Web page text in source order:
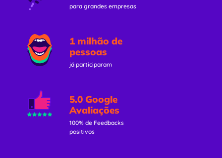
para grandes empresas
1 milhão de
pessoas
já participaram
5.0 Google
Avaliações
100% de Feedbacks
positivos